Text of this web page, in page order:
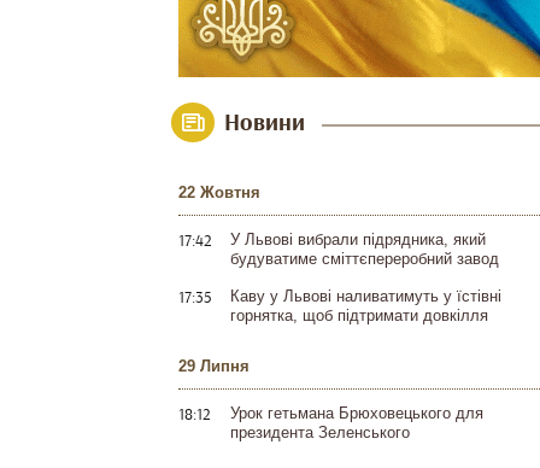
Новини
22 Жовтня
17:42
У Львові вибрали підрядника, який
будуватиме сміттєпереробний завод
17:35
Каву у Львові наливатимуть у їстівні
горнятка, щоб підтримати довкілля
29 Липня
18:12
Урок гетьмана Брюховецького для
президента Зеленського